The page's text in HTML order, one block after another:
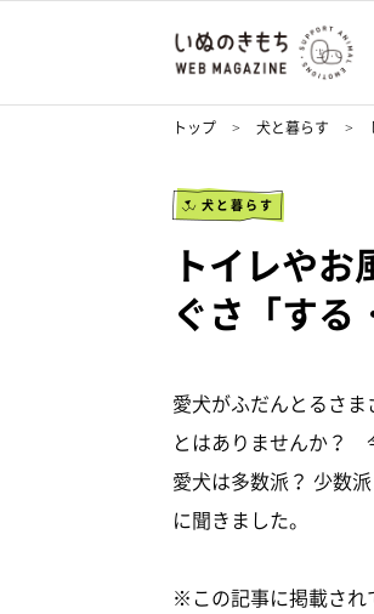
トップ 犬と暮らす
犬と暮らす
トイレや
ぐさ「する
愛犬がふだんとるさ
とはありませんか？
愛犬は多数派？ 少数
に聞きました。
※この記事に掲載され